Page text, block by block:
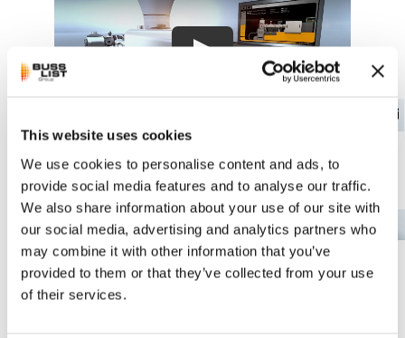
This website uses cookies
We use cookies to personalise content and ads, to
provide social media features and to analyse our traffic.
We also share information about your use of our site with
our social media, advertising and analytics partners who
may combine it with other information that you’ve
provided to them or that they’ve collected from your use
of their services.
in Kombination mit dieser extrem innovativen
Steuerungseinheit eignet sich besonders für die
PVC-Granulierung, für Masterbatch,
Kalandrierung, Kabel- und Gummicompounds,
Hochleistungscompounds, technische
Kunststoffe, thermoplastische Elastomere,
Duroplaste, PBT, PET, Bitumen, Biokunststoffe,